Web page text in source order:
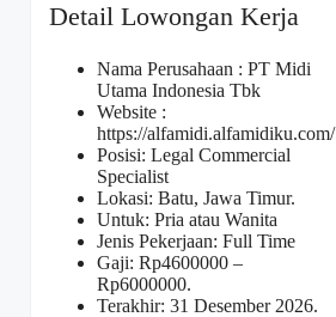
Detail Lowongan Kerja
Nama Perusahaan : PT Midi
Utama Indonesia Tbk
Website :
https://alfamidi.alfamidiku.com/
Posisi: Legal Commercial
Specialist
Lokasi: Batu, Jawa Timur.
Untuk: Pria atau Wanita
Jenis Pekerjaan: Full Time
Gaji: Rp4600000 –
Rp6000000.
Terakhir: 31 Desember 2026.